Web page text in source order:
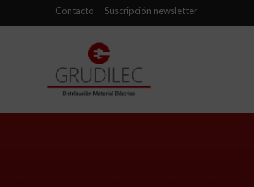
Contacto Suscripción newsletter